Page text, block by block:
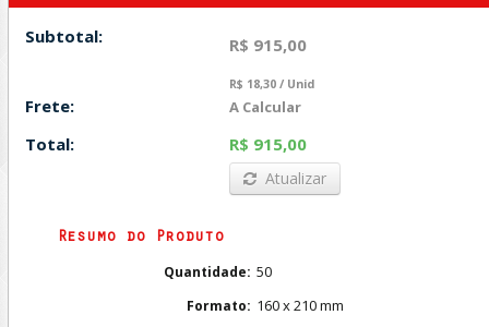
Subtotal: R$ 915,00
R$ 18,30 / Unid
Frete: A Calcular
Total: R$ 915,00
Atualizar
Resumo do Produto
Quantidade: 50
Formato: 160 x 210 mm